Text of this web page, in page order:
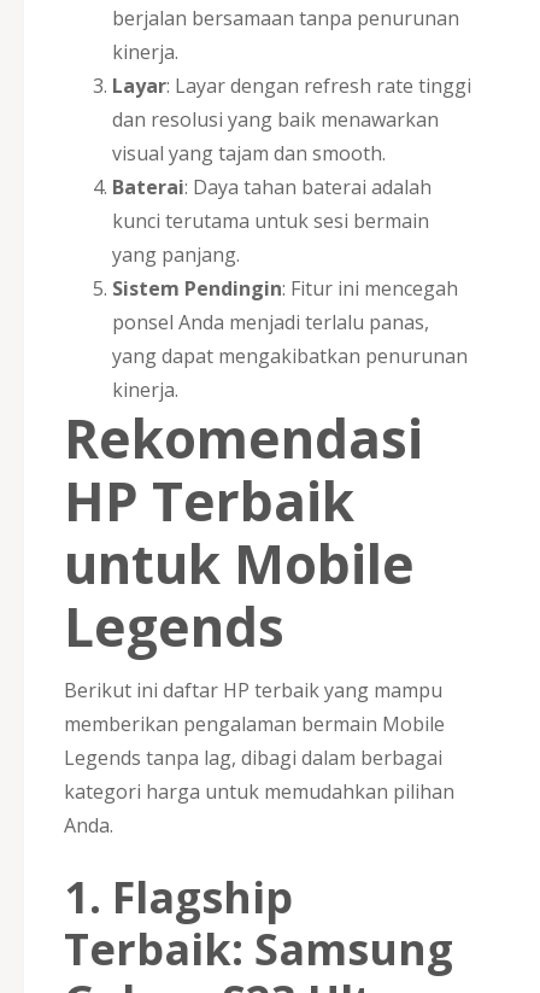
berjalan bersamaan tanpa penurunan
kinerja.
Layar: Layar dengan refresh rate tinggi
dan resolusi yang baik menawarkan
visual yang tajam dan smooth.
Baterai: Daya tahan baterai adalah
kunci terutama untuk sesi bermain
yang panjang.
Sistem Pendingin: Fitur ini mencegah
ponsel Anda menjadi terlalu panas,
yang dapat mengakibatkan penurunan
kinerja.
Rekomendasi
HP Terbaik
untuk Mobile
Legends
Berikut ini daftar HP terbaik yang mampu
memberikan pengalaman bermain Mobile
Legends tanpa lag, dibagi dalam berbagai
kategori harga untuk memudahkan pilihan
Anda.
1. Flagship
Terbaik: Samsung